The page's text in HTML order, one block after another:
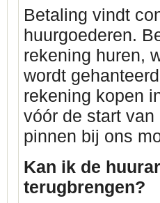
Betaling vindt
huurgoederen.
rekening huren,
wordt
rekening kopen
vóór de start
pinnen bij ons
Kan ik de
terugbrengen?